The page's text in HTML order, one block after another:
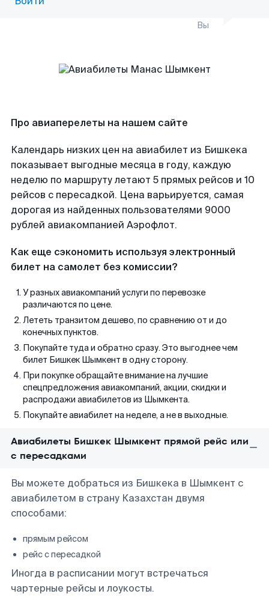
Вы
Про авиаперелеты на нашем сайте
Календарь низких цен на авиабилет из Бишкека
показывает выгодные месяца в году, каждую
неделю по маршруту летают 5 прямых рейсов и 10
рейсов с пересадкой. Цена варьируется, самая
дорогая из найденных пользователями 9000
рублей авиакомпанией Аэрофлот.
Как еще сэкономить используя электронный
билет на самолет без комиссии?
У разных авиакомпаний услуги по перевозке
различаются по цене.
Лететь транзитом дешево, по сравнению от и до
конечных пунктов.
Покупайте туда и обратно сразу. Это выгоднее чем
билет Бишкек Шымкент в одну сторону.
При покупке обращайте внимание на лучшие
спецпредложения авиакомпаний, акции, скидки и
распродажи авиабилетов из Шымкента.
Покупайте авиабилет на неделе, а не в выходные.
Авиабилеты Бишкек Шымкент прямой рейс или
с пересадками
Вы можете добраться из Бишкека в Шымкент с
авиабилетом в страну Казахстан двумя
способами:
прямым рейсом
рейс с пересадкой
Иногда в расписании могут встречаться
чартерные рейсы и лоукосты.